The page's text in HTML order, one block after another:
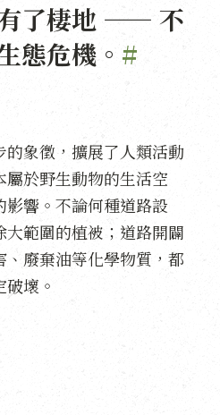
了棲地 —— 不
態危機。 #
象徵，擴展了人類活動
於野生動物的生活空
響。不論何種道路設
範圍的植被；道路開闢
廢棄油等化學物質，都
壞。